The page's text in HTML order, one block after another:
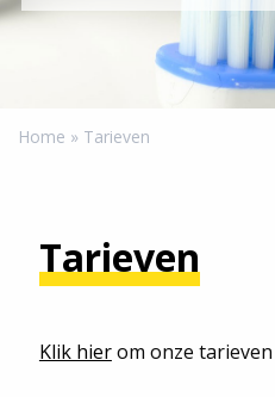
Home Tarieven
Tarieven
Klik hierom onze